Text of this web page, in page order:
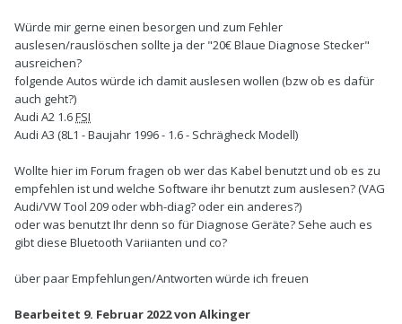
Würde mir gerne einen besorgen und zum Fehler
auslesen/rauslöschen sollte ja der "20€ Blaue Diagnose Stecker"
ausreichen?
folgende Autos würde ich damit auslesen wollen (bzw ob es dafür
auch geht?)
Audi A2 1.6FSI
Audi A3 (8L1 - Baujahr 1996 - 1.6 - Schrägheck Modell)
Wollte hier im Forum fragen ob wer das Kabel benutzt und ob es zu
empfehlen ist und welche Software ihr benutzt zum auslesen? (VAG
Audi/VW Tool 209 oder wbh-diag? oder ein anderes?)
oder was benutzt Ihr denn so für Diagnose Geräte? Sehe auch es
gibt diese Bluetooth Variianten und co?
über paar Empfehlungen/Antworten würde ich freuen
Bearbeitet 9. Februar 2022von Alkinger